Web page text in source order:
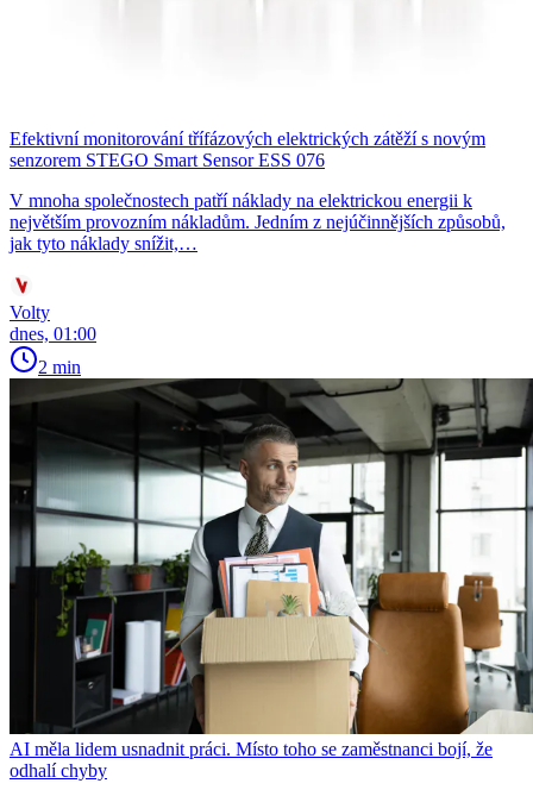
Efektivní monitorování třífázových elektrických zátěží s novým
senzorem STEGO Smart Sensor ESS 076
V mnoha společnostech patří náklady na elektrickou energii k
největším provozním nákladům. Jedním z nejúčinnějších způsobů,
jak tyto náklady snížit,…
Volty
dnes, 01:00
2 min
AI měla lidem usnadnit práci. Místo toho se zaměstnanci bojí, že
odhalí chyby